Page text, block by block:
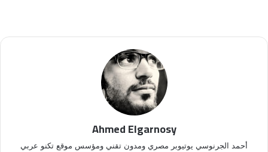
Ahmed Elgarnosy
أحمد الجرنوسي يوتيوبر مصري ومدون تقني ومؤسس موقع تكنو عربي